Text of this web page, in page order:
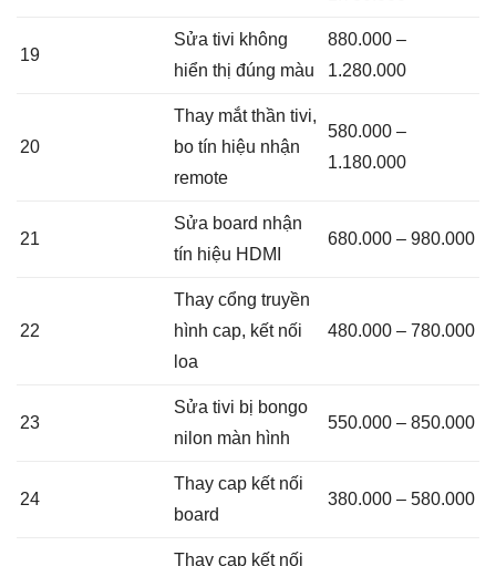
19
Sửa tivi không
hiển thị đúng màu
880.000 –
1.280.000
20
Thay mắt thần tivi,
bo tín hiệu nhận
remote
580.000 –
1.180.000
21
Sửa board nhận
tín hiệu HDMI
680.000 – 980.000
22
Thay cổng truyền
hình cap, kết nối
loa
480.000 – 780.000
23
Sửa tivi bị bongo
nilon màn hình
550.000 – 850.000
24
Thay cap kết nối
board
380.000 – 580.000
Thay cap kết nối